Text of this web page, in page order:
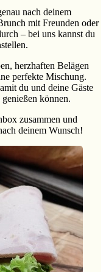
nach deinem
mit Freunden oder
– bei uns kannst du
herzhaften Belägen
perfekte Mischung.
du und deine Gäste
können.
zusammen und
deinem Wunsch!